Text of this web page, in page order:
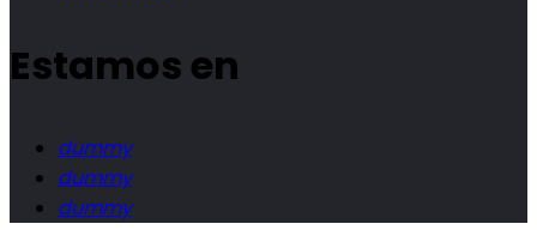
Estamos en
dummy
dummy
dummy